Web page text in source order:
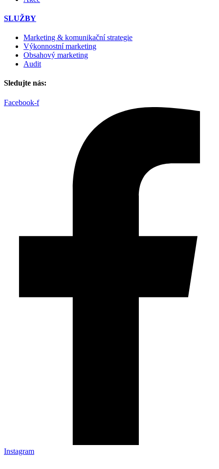
SLUŽBY
Marketing & komunikační strategie
Výkonnostní marketing
Obsahový marketing
Audit
Sledujte nás:
Facebook-f
Instagram